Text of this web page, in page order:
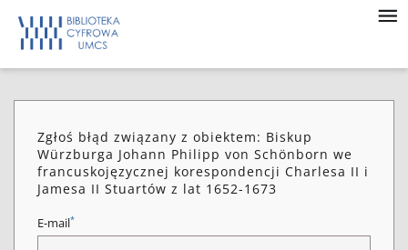
Zgłoś błąd związany z obiektem: Biskup
Würzburga Johann Philipp von Schönborn we
francuskojęzycznej korespondencji Charlesa II i
Jamesa II Stuartów z lat 1652-1673
E-mail*